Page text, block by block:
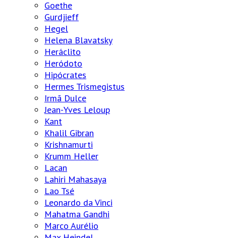
Goethe
Gurdjieff
Hegel
Helena Blavatsky
Heráclito
Heródoto
Hipócrates
Hermes Trismegistus
Irmã Dulce
Jean-Yves Leloup
Kant
Khalil Gibran
Krishnamurti
Krumm Heller
Lacan
Lahiri Mahasaya
Lao Tsé
Leonardo da Vinci
Mahatma Gandhi
Marco Aurélio